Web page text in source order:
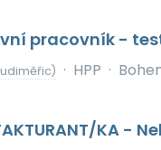
pracovník -
· HPP ·
KA -